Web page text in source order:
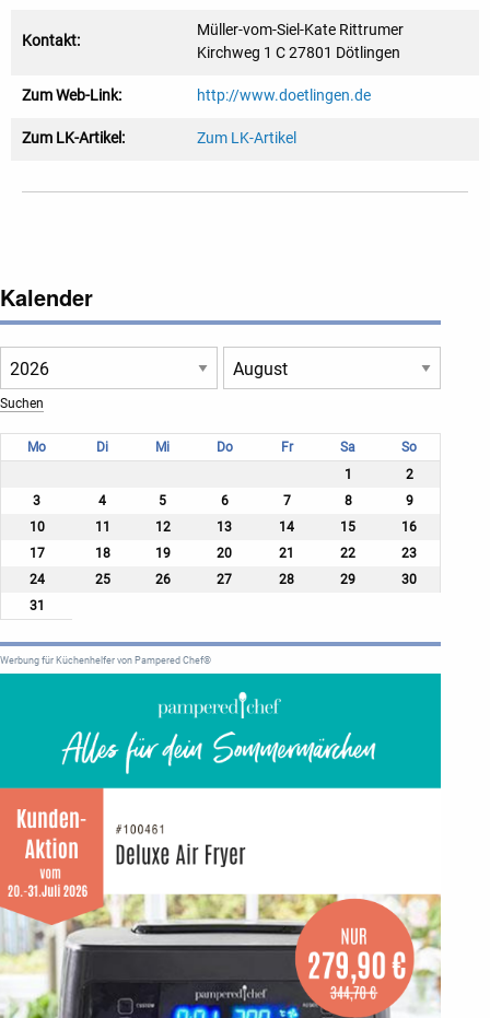
Kontakt:
Müller-vom-Siel-Kate Rittrumer
Kirchweg 1 C 27801 Dötlingen
Zum Web-Link: http://www.doetlingen.de
Zum LK-Artikel: Zum LK-Artikel
Kalender
Mo Di Mi Do Fr Sa
So
1
2
3
4 5 6 7 8
9
10
11 12 13 14 15
16
17
18 19 20 21 22
23
24
25 26 27 28 29
30
31
Werbung für Küchenhelfer von Pampered Chef®